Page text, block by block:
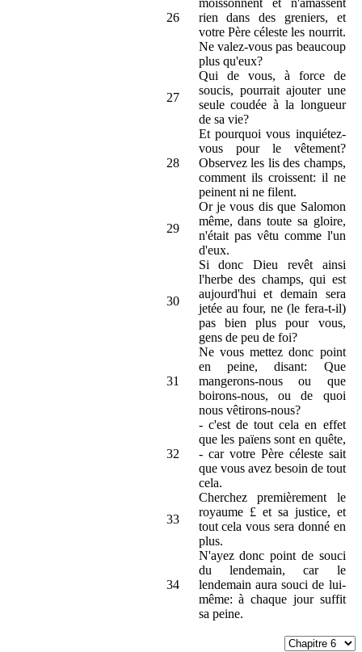
26
rien dans des greniers, et
votre Père céleste les nourrit.
Ne valez-vous pas beaucoup
plus qu'eux?
27
Qui de vous, à force de
soucis, pourrait ajouter une
seule coudée à la longueur
de sa vie?
28
Et pourquoi vous inquiétez-
vous pour le vêtement?
Observez les lis des champs,
comment ils croissent: il ne
peinent ni ne filent.
29
Or je vous dis que Salomon
même, dans toute sa gloire,
n'était pas vêtu comme l'un
d'eux.
30
Si donc Dieu revêt ainsi
l'herbe des champs, qui est
aujourd'hui et demain sera
jetée au four, ne (le fera-t-il)
pas bien plus pour vous,
gens de peu de foi?
31
Ne vous mettez donc point
en peine, disant: Que
mangerons-nous ou que
boirons-nous, ou de quoi
nous vêtirons-nous?
32
- c'est de tout cela en effet
que les païens sont en quête,
- car votre Père céleste sait
que vous avez besoin de tout
cela.
33
Cherchez premièrement le
royaume £ et sa justice, et
tout cela vous sera donné en
plus.
34
N'ayez donc point de souci
du lendemain, car le
lendemain aura souci de lui-
même: à chaque jour suffit
sa peine.